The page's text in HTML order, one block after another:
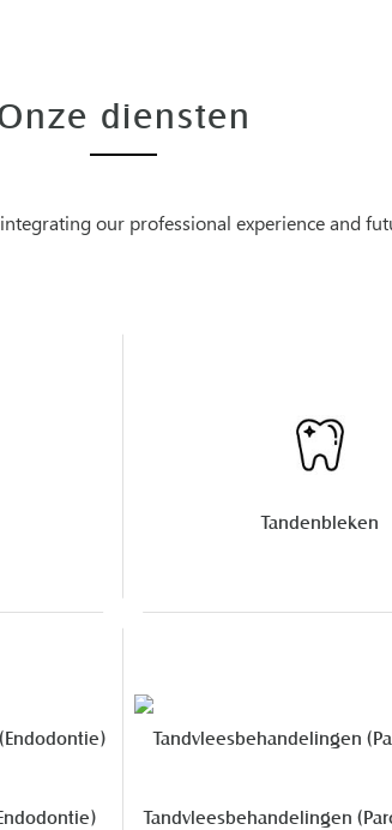
diensten
our professional experience and
Tandenbleken
Tandvleesbehandelingen